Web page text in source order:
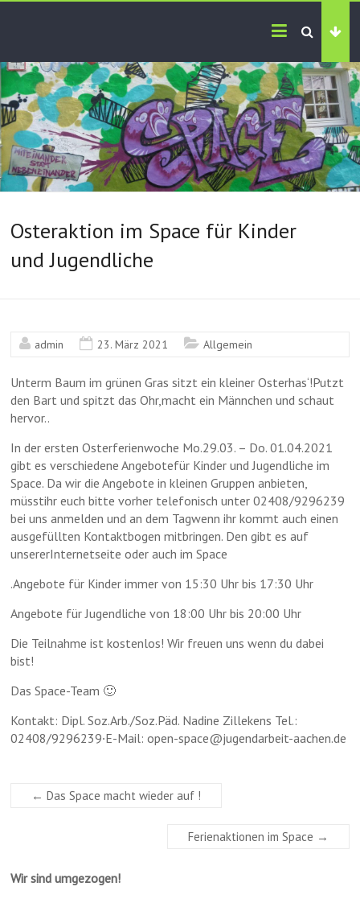
Osteraktion im Space für Kinder
und Jugendliche
admin 23. März 2021 Allgemein
Unterm Baum im grünen Gras sitzt ein kleiner Osterhas‘!Putzt
den Bart und spitzt das Ohr,macht ein Männchen und schaut
hervor..
In der ersten Osterferienwoche Mo.29.03. – Do. 01.04.2021
gibt es verschiedene Angebotefür Kinder und Jugendliche im
Space. Da wir die Angebote in kleinen Gruppen anbieten,
müsstihr euch bitte vorher telefonisch unter 02408/9296239
bei uns anmelden und an dem Tagwenn ihr kommt auch einen
ausgefüllten Kontaktbogen mitbringen. Den gibt es auf
unsererInternetseite oder auch im Space
.Angebote für Kinder immer von 15:30 Uhr bis 17:30 Uhr
Angebote für Jugendliche von 18:00 Uhr bis 20:00 Uhr
Die Teilnahme ist kostenlos! Wir freuen uns wenn du dabei
bist!
Das Space-Team 🙂
Kontakt: Dipl. Soz.Arb./Soz.Päd. Nadine Zillekens Tel.:
02408/9296239∙E-Mail: open-space@jugendarbeit-aachen.de
← Das Space macht wieder auf !
Ferienaktionen im Space →
Wir sind umgezogen!